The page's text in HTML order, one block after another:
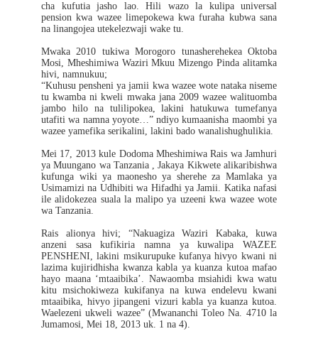
cha kufutia jasho lao. Hili wazo la kulipa universal
pension kwa wazee limepokewa kwa furaha kubwa sana
na linangojea utekelezwaji wake tu.
Mwaka 2010 tukiwa Morogoro tunasherehekea Oktoba
Mosi, Mheshimiwa Waziri Mkuu Mizengo Pinda alitamka
hivi, namnukuu;
“Kuhusu pensheni ya jamii kwa wazee wote nataka niseme
tu kwamba ni kweli mwaka jana 2009 wazee walituomba
jambo hilo na tulilipokea, lakini hatukuwa tumefanya
utafiti wa namna yoyote…” ndiyo kumaanisha maombi ya
wazee yamefika serikalini, lakini bado wanalishughulikia.
Mei 17, 2013 kule Dodoma Mheshimiwa Rais wa Jamhuri
ya Muungano wa Tanzania , Jakaya Kikwete alikaribishwa
kufunga wiki ya maonesho ya sherehe za Mamlaka ya
Usimamizi na Udhibiti wa Hifadhi ya Jamii. Katika nafasi
ile alidokezea suala la malipo ya uzeeni kwa wazee wote
wa Tanzania.
Rais alionya hivi; “Nakuagiza Waziri Kabaka, kuwa
anzeni sasa kufikiria namna ya kuwalipa WAZEE
PENSHENI, lakini msikurupuke kufanya hivyo kwani ni
lazima kujiridhisha kwanza kabla ya kuanza kutoa mafao
hayo maana ‘mtaaibika’. Nawaomba msiahidi kwa watu
kitu msichokiweza kukifanya na kuwa endelevu kwani
mtaaibika, hivyo jipangeni vizuri kabla ya kuanza kutoa.
Waelezeni ukweli wazee” (Mwananchi Toleo Na. 4710 la
Jumamosi, Mei 18, 2013 uk. 1 na 4).